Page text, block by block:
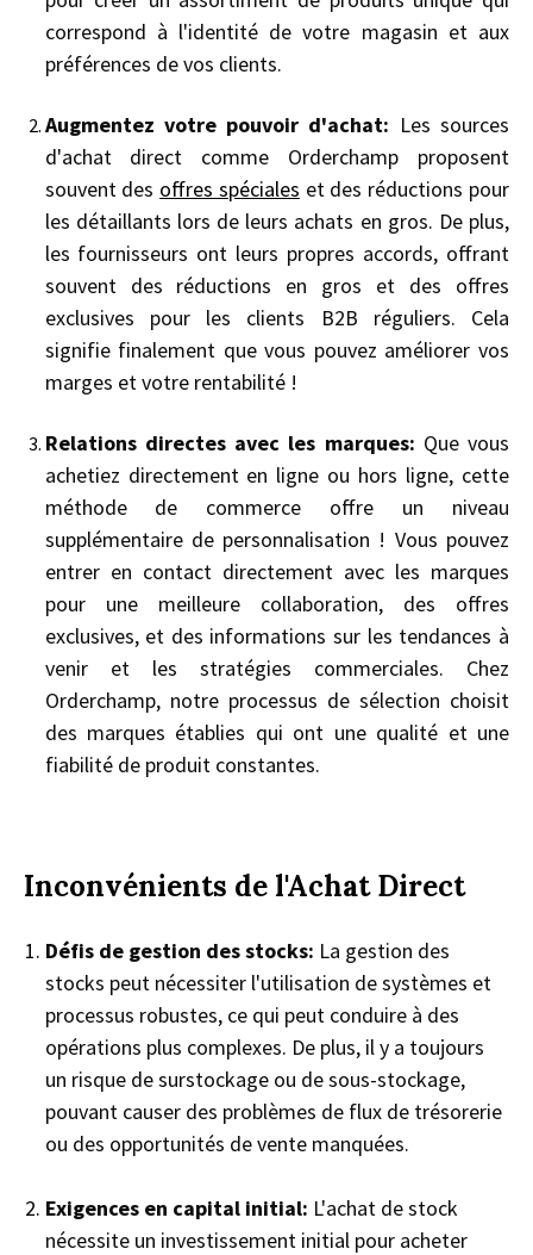
correspond à l'identité de votre magasin et aux
préférences de vos clients.
Augmentez votre pouvoir d'achat: Les sources
d'achat direct comme Orderchamp proposent
souvent des offres spéciales et des réductions pour
les détaillants lors de leurs achats en gros. De plus,
les fournisseurs ont leurs propres accords, offrant
souvent des réductions en gros et des offres
exclusives pour les clients B2B réguliers. Cela
signifie finalement que vous pouvez améliorer vos
marges et votre rentabilité !
Relations directes avec les marques: Que vous
achetiez directement en ligne ou hors ligne, cette
méthode de commerce offre un niveau
supplémentaire de personnalisation ! Vous pouvez
entrer en contact directement avec les marques
pour une meilleure collaboration, des offres
exclusives, et des informations sur les tendances à
venir et les stratégies commerciales. Chez
Orderchamp, notre processus de sélection choisit
des marques établies qui ont une qualité et une
fiabilité de produit constantes.
Inconvénients de l'Achat Direct
Défis de gestion des stocks: La gestion des
stocks peut nécessiter l'utilisation de systèmes et
processus robustes, ce qui peut conduire à des
opérations plus complexes. De plus, il y a toujours
un risque de surstockage ou de sous-stockage,
pouvant causer des problèmes de flux de trésorerie
ou des opportunités de vente manquées.
Exigences en capital initial: L'achat de stock
nécessite un investissement initial pour acheter